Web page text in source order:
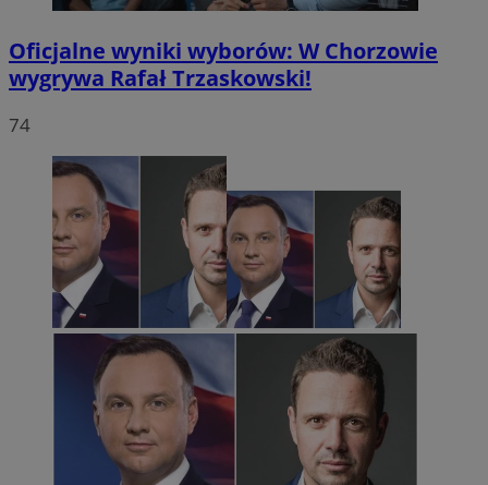
Oficjalne wyniki wyborów: W Chorzowie
wygrywa Rafał Trzaskowski!
74